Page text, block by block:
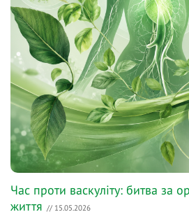
Час проти васкуліту: битва за
життя // 15.05.2026